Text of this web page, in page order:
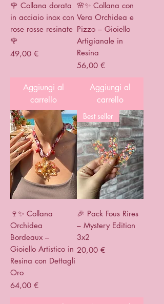
🌹 Collana dorata
in acciaio inox con
rose rosse resinate
🌹
Prezzo
49,00 €
Aggiungi al
carrello
🌸✨ Collana con
Vera Orchidea e
Pizzo – Gioiello
Artigianale in
Resina
Prezzo
56,00 €
Aggiungi al
carrello
🍷✨ Collana
Orchidea
Bordeaux –
Gioiello Artistico in
Resina con Dettagli
Oro
Prezzo
64,00 €
Best seller
🎉 Pack Fous Rires
– Mystery Edition
3x2
Prezzo
20,00 €